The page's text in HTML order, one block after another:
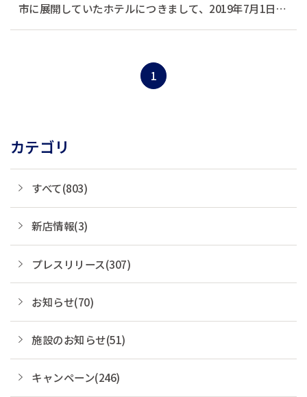
市に展開していたホテルにつきまして、2019年7月1日
1
カテゴリ
すべて(803)
新店情報(3)
プレスリリース(307)
お知らせ(70)
施設のお知らせ(51)
キャンペーン(246)